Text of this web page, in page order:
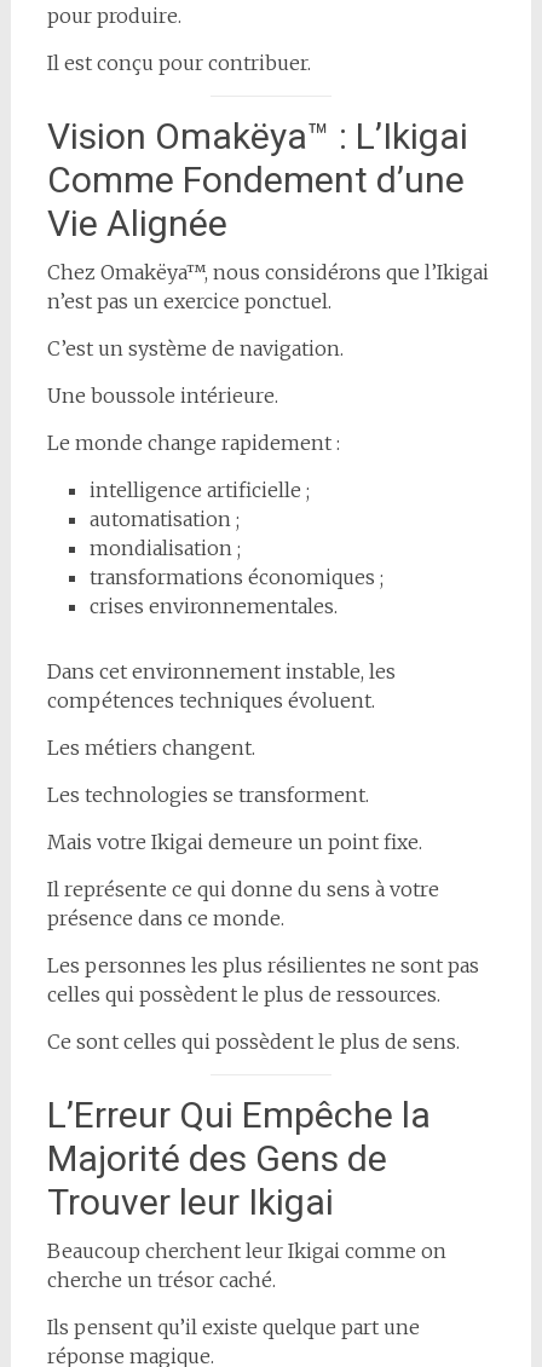
pour produire.
Il est conçu pour contribuer.
Vision Omakëya™ : L’Ikigai
Comme Fondement d’une
Vie Alignée
Chez Omakëya™, nous considérons que l’Ikigai
n’est pas un exercice ponctuel.
C’est un système de navigation.
Une boussole intérieure.
Le monde change rapidement :
intelligence artificielle ;
automatisation ;
mondialisation ;
transformations économiques ;
crises environnementales.
Dans cet environnement instable, les
compétences techniques évoluent.
Les métiers changent.
Les technologies se transforment.
Mais votre Ikigai demeure un point fixe.
Il représente ce qui donne du sens à votre
présence dans ce monde.
Les personnes les plus résilientes ne sont pas
celles qui possèdent le plus de ressources.
Ce sont celles qui possèdent le plus de sens.
L’Erreur Qui Empêche la
Majorité des Gens de
Trouver leur Ikigai
Beaucoup cherchent leur Ikigai comme on
cherche un trésor caché.
Ils pensent qu’il existe quelque part une
réponse magique.